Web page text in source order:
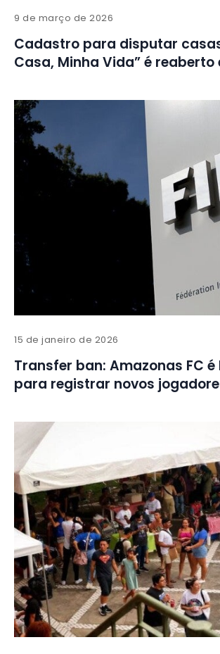
9 de março de 2026
Cadastro para disputar
Casa, Minha Vida” é reaberto
15 de janeiro de 2026
Transfer ban: Amazonas FC
para registrar novos